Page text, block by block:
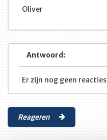
Oliver
Antwoord:
Er zijn nog geen reacties
Reageren